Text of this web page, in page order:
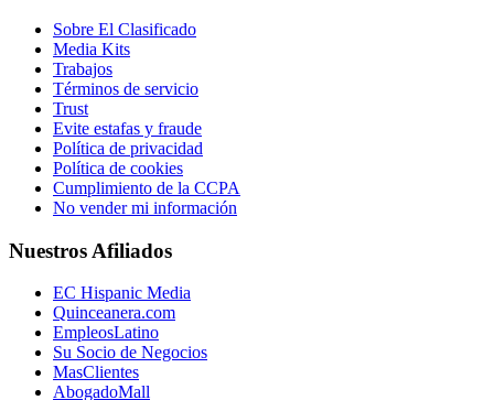
Sobre El Clasificado
Media Kits
Trabajos
Términos de servicio
Trust
Evite estafas y fraude
Política de privacidad
Política de cookies
Cumplimiento de la CCPA
No vender mi información
Nuestros Afiliados
EC Hispanic Media
Quinceanera.com
EmpleosLatino
Su Socio de Negocios
MasClientes
AbogadoMall